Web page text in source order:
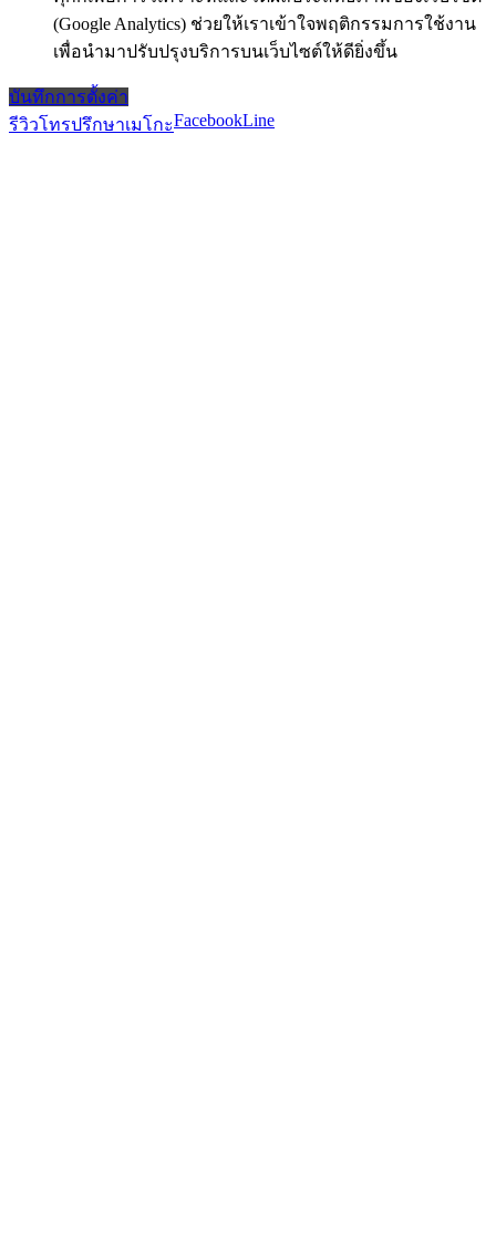
(Google Analytics) ช่วยให้เราเข้าใจพฤติกรรมการใช้งาน
เพื่อนำมาปรับปรุงบริการบนเว็บไซต์ให้ดียิ่งขึ้น
บันทึกการตั้งค่า
รีวิวโทรปรึกษาเมโกะFacebookLine